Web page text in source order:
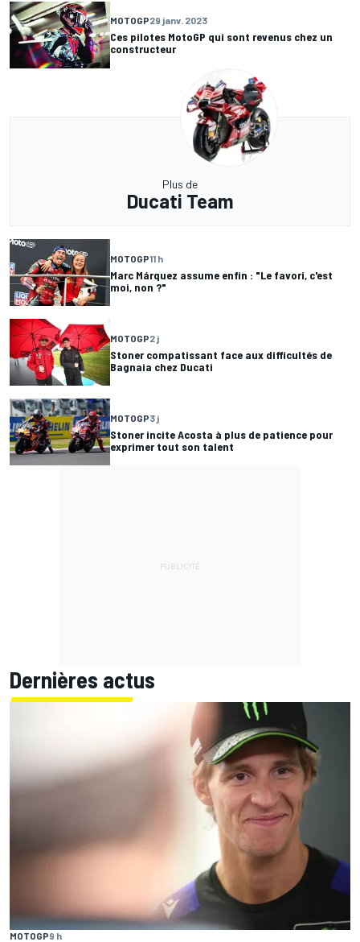
MOTOGP29 janv. 2023
Ces pilotes MotoGP qui sont revenus chez un
constructeur
Plus de
Ducati Team
MOTOGP11 h
Marc Márquez assume enfin : "Le favori, c'est
moi, non ?"
MOTOGP2 j
Stoner compatissant face aux difficultés de
Bagnaia chez Ducati
MOTOGP3 j
Stoner incite Acosta à plus de patience pour
exprimer tout son talent
Dernières actus
MOTOGP9 h